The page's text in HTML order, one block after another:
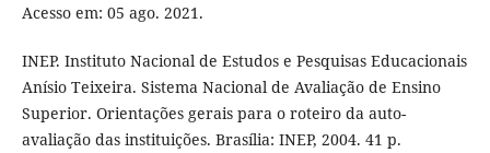
Acesso em: 05 ago. 2021.
INEP. Instituto Nacional de Estudos e Pesquisas Educacionais
Anísio Teixeira. Sistema Nacional de Avaliação de Ensino
Superior. Orientações gerais para o roteiro da auto-
avaliação das instituições. Brasília: INEP, 2004. 41 p.